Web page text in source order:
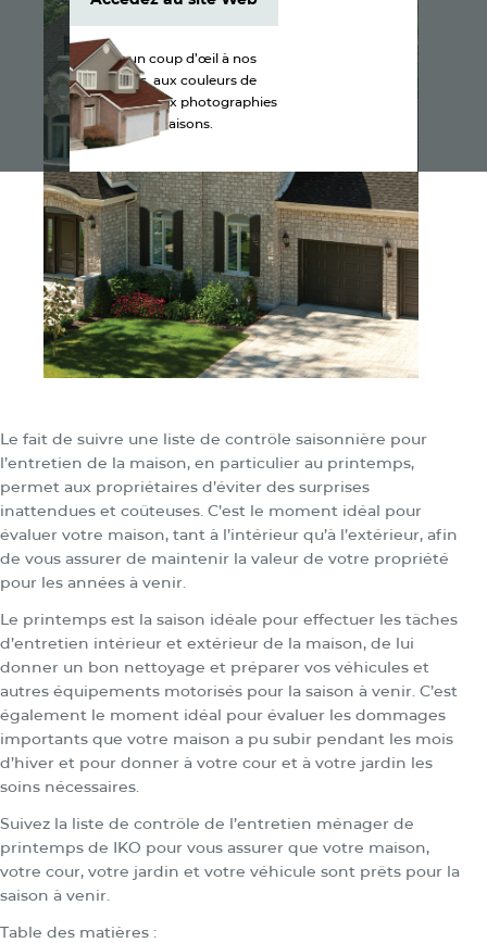
Le fait de suivre une liste de contrôle saisonnière pour
l’entretien de la maison, en particulier au printemps,
permet aux propriétaires d’éviter des surprises
inattendues et coûteuses. C’est le moment idéal pour
évaluer votre maison, tant à l’intérieur qu’à l’extérieur, afin
de vous assurer de maintenir la valeur de votre propriété
pour les années à venir.
Le printemps est la saison idéale pour effectuer les tâches
d’entretien intérieur et extérieur de la maison, de lui
donner un bon nettoyage et préparer vos véhicules et
autres équipements motorisés pour la saison à venir. C’est
également le moment idéal pour évaluer les dommages
importants que votre maison a pu subir pendant les mois
d’hiver et pour donner à votre cour et à votre jardin les
soins nécessaires.
Suivez la liste de contrôle de l’entretien ménager de
printemps de IKO pour vous assurer que votre maison,
votre cour, votre jardin et votre véhicule sont prêts pour la
saison à venir.
Table des matières :
Accédez au site Web
Jetez un coup d’œil à nos
produits, aux couleurs de
bardeaux et aux photographies
de maisons.